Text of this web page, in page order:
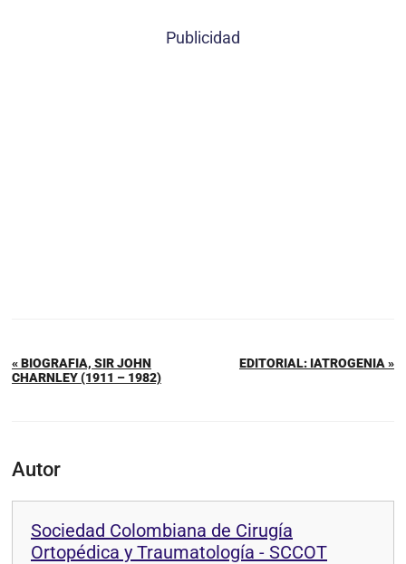
Publicidad
« BIOGRAFIA, SIR JOHN
CHARNLEY (1911 – 1982)
EDITORIAL: IATROGENIA »
Autor
Sociedad Colombiana de Cirugía
Ortopédica y Traumatología - SCCOT